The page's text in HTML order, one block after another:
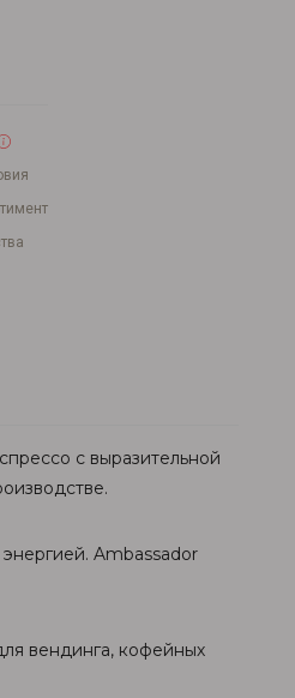
с выразительной
Ambassador
вендинга, кофейных